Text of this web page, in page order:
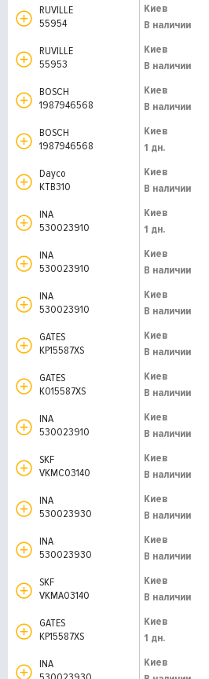
RUVILLE
55954
Киев
В наличии
RUVILLE
55953
Киев
В наличии
BOSCH
1987946568
Киев
В наличии
BOSCH
1987946568
Киев
1 дн.
Dayco
KTB310
Киев
В наличии
INA
530023910
Киев
1 дн.
INA
530023910
Киев
В наличии
INA
530023910
Киев
В наличии
GATES
KP15587XS
Киев
В наличии
GATES
K015587XS
Киев
В наличии
INA
530023910
Киев
В наличии
SKF
VKMC03140
Киев
В наличии
INA
530023930
Киев
В наличии
INA
530023930
Киев
В наличии
SKF
VKMA03140
Киев
В наличии
GATES
KP15587XS
Киев
1 дн.
INA
Киев